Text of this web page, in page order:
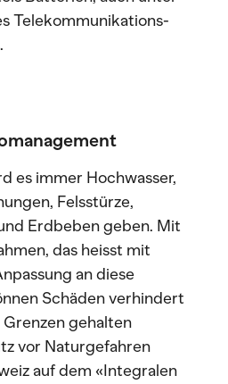
Telekommunikations-
es immer Hochwasser,
Felsstürze,
Erdbeben geben. Mit
das heisst mit
an diese
Schäden verhindert
gehalten
vor Naturgefahren
auf dem «Integralen